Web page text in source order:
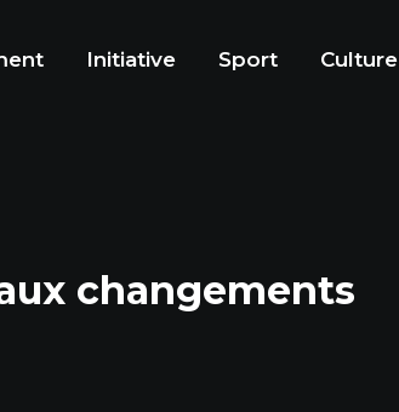
Initiative Sport Culture
changements